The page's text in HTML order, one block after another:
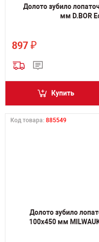
Долото зубило
мм D.BOR
897 ₽
Купить
Код товара: 885549
Долото зубило
100х450 мм